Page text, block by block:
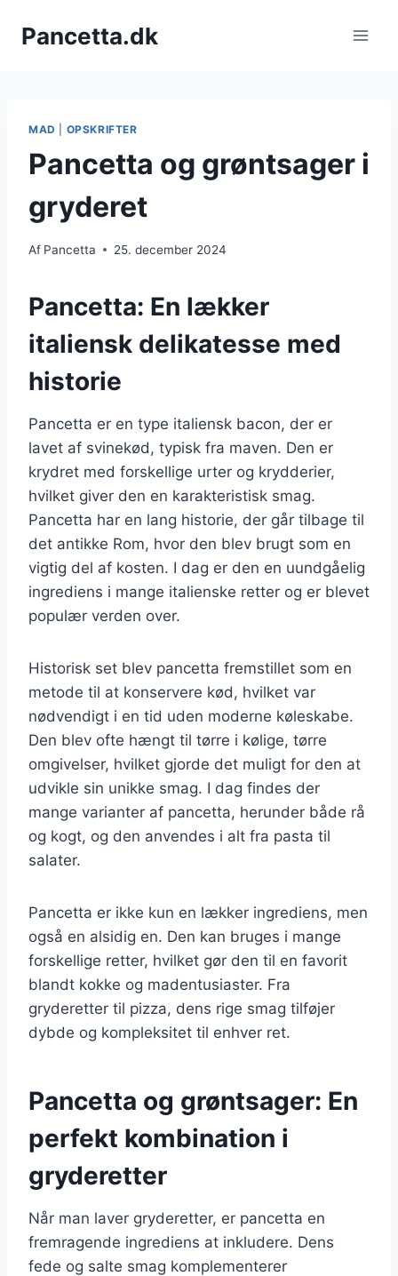
Pancetta.dk
MAD OPSKRIFTER
Pancetta og grøntsager i
gryderet
Af Pancetta 25. december 2024
Pancetta: En lækker
italiensk delikatesse med
historie
Pancetta er en type italiensk bacon, der er
lavet af svinekød, typisk fra maven. Den er
krydret med forskellige urter og krydderier,
hvilket giver den en karakteristisk smag.
Pancetta har en lang historie, der går tilbage til
det antikke Rom, hvor den blev brugt som en
vigtig del af kosten. I dag er den en uundgåelig
ingrediens i mange italienske retter og er blevet
populær verden over.
Historisk set blev pancetta fremstillet som en
metode til at konservere kød, hvilket var
nødvendigt i en tid uden moderne køleskabe.
Den blev ofte hængt til tørre i kølige, tørre
omgivelser, hvilket gjorde det muligt for den at
udvikle sin unikke smag. I dag findes der
mange varianter af pancetta, herunder både rå
og kogt, og den anvendes i alt fra pasta til
salater.
Pancetta er ikke kun en lækker ingrediens, men
også en alsidig en. Den kan bruges i mange
forskellige retter, hvilket gør den til en favorit
blandt kokke og madentusiaster. Fra
gryderetter til pizza, dens rige smag tilføjer
dybde og kompleksitet til enhver ret.
Pancetta og grøntsager: En
perfekt kombination i
gryderetter
Når man laver gryderetter, er pancetta en
fremragende ingrediens at inkludere. Dens
fede og salte smag komplementerer